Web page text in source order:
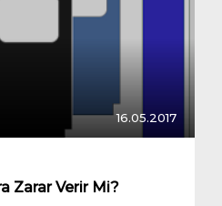
16.05.2017
Zarar Verir Mi?